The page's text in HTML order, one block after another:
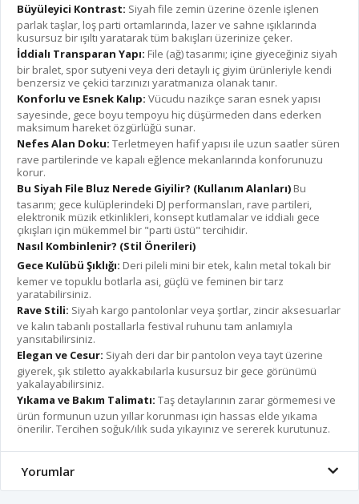
Büyüleyici Kontrast: Siyah file zemin üzerine özenle işlenen
parlak taşlar, loş parti ortamlarında, lazer ve sahne ışıklarında
kusursuz bir ışıltı yaratarak tüm bakışları üzerinize çeker.
İddialı Transparan Yapı: File (ağ) tasarımı; içine giyeceğiniz siyah
bir bralet, spor sutyeni veya deri detaylı iç giyim ürünleriyle kendi
benzersiz ve çekici tarzınızı yaratmanıza olanak tanır.
Konforlu ve Esnek Kalıp: Vücudu nazikçe saran esnek yapısı
sayesinde, gece boyu tempoyu hiç düşürmeden dans ederken
maksimum hareket özgürlüğü sunar.
Nefes Alan Doku: Terletmeyen hafif yapısı ile uzun saatler süren
rave partilerinde ve kapalı eğlence mekanlarında konforunuzu
korur.
Bu Siyah File Bluz Nerede Giyilir? (Kullanım Alanları) Bu
tasarım; gece kulüplerindeki DJ performansları, rave partileri,
elektronik müzik etkinlikleri, konsept kutlamalar ve iddialı gece
çıkışları için mükemmel bir "parti üstü" tercihidir.
Nasıl Kombinlenir? (Stil Önerileri)
Gece Kulübü Şıklığı: Deri pileli mini bir etek, kalın metal tokalı bir
kemer ve topuklu botlarla asi, güçlü ve feminen bir tarz
yaratabilirsiniz.
Rave Stili: Siyah kargo pantolonlar veya şortlar, zincir aksesuarlar
ve kalın tabanlı postallarla festival ruhunu tam anlamıyla
yansıtabilirsiniz.
Elegan ve Cesur: Siyah deri dar bir pantolon veya tayt üzerine
giyerek, şık stiletto ayakkabılarla kusursuz bir gece görünümü
yakalayabilirsiniz.
Yıkama ve Bakım Talimatı: Taş detaylarının zarar görmemesi ve
ürün formunun uzun yıllar korunması için hassas elde yıkama
önerilir. Tercihen soğuk/ılık suda yıkayınız ve sererek kurutunuz.
Yorumlar